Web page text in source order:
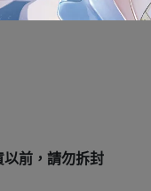
前，請勿拆封